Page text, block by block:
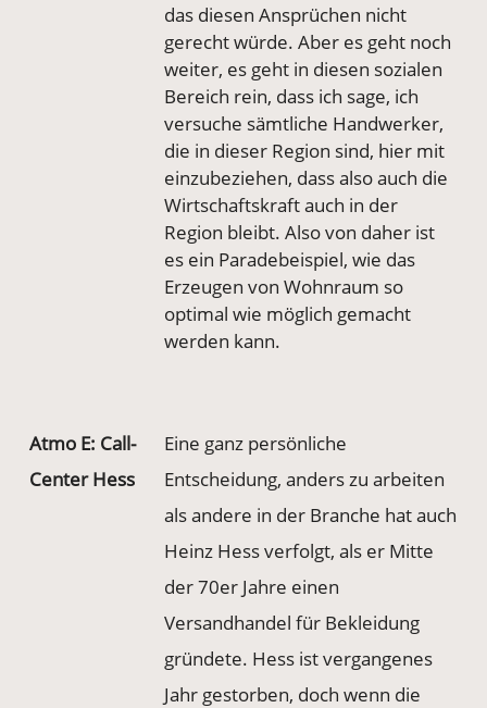
das diesen Ansprüchen nicht
gerecht würde. Aber es geht noch
weiter, es geht in diesen sozialen
Bereich rein, dass ich sage, ich
versuche sämtliche Handwerker,
die in dieser Region sind, hier mit
einzubeziehen, dass also auch die
Wirtschaftskraft auch in der
Region bleibt. Also von daher ist
es ein Paradebeispiel, wie das
Erzeugen von Wohnraum so
optimal wie möglich gemacht
werden kann.
Atmo E: Call-
Center Hess
Eine ganz persönliche
Entscheidung, anders zu arbeiten
als andere in der Branche hat auch
Heinz Hess verfolgt, als er Mitte
der 70er Jahre einen
Versandhandel für Bekleidung
gründete. Hess ist vergangenes
Jahr gestorben, doch wenn die